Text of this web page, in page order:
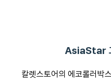
AsiaStar
칼렛스토어의 에코롤러박